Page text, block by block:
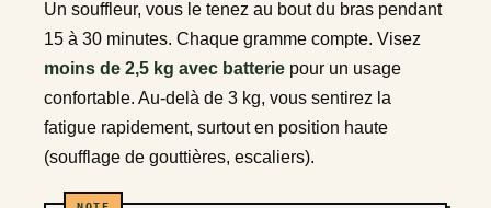
Un souffleur, vous le tenez au bout du bras pendant
15 à 30 minutes. Chaque gramme compte. Visez
moins de 2,5 kg avec batterie pour un usage
confortable. Au-delà de 3 kg, vous sentirez la
fatigue rapidement, surtout en position haute
(soufflage de gouttières, escaliers).